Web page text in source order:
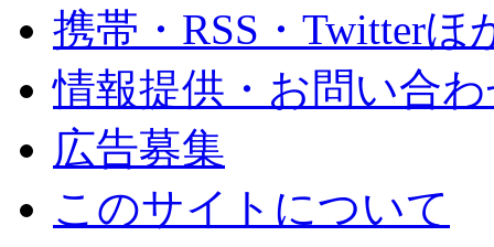
携帯・RSS・Twitterほ
情報提供・お問い合
広告募集
このサイトについて